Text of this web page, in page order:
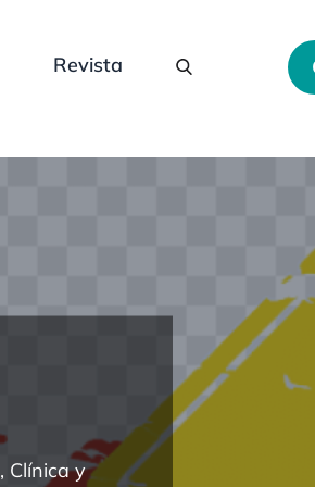
Clínica y
Revista
Clínica y